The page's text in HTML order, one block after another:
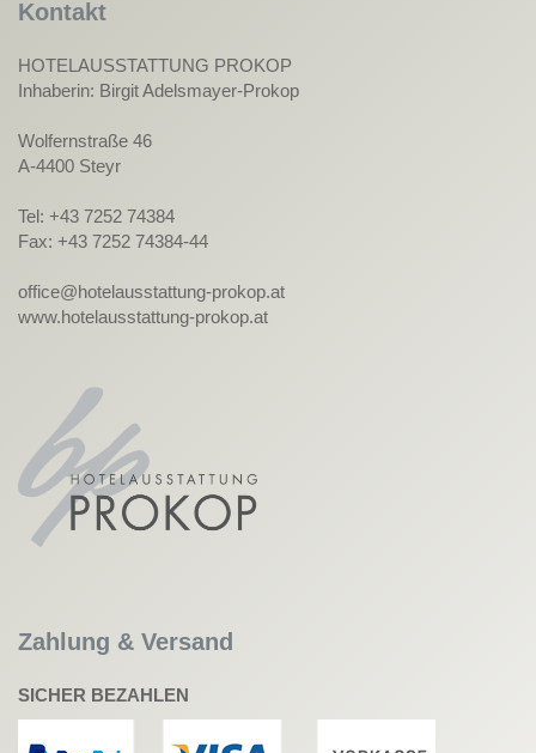
Kontakt
HOTELAUSSTATTUNG PROKOP
Inhaberin: Birgit Adelsmayer-Prokop
Wolfernstraße 46
A-4400 Steyr
Tel: +43 7252 74384
Fax: +43 7252 74384-44
office@hotelausstattung-prokop.at
www.hotelausstattung-prokop.at
Zahlung & Versand
SICHER BEZAHLEN